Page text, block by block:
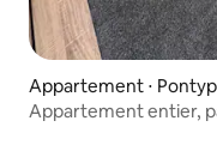
Appartement ⋅
Appartement entier,